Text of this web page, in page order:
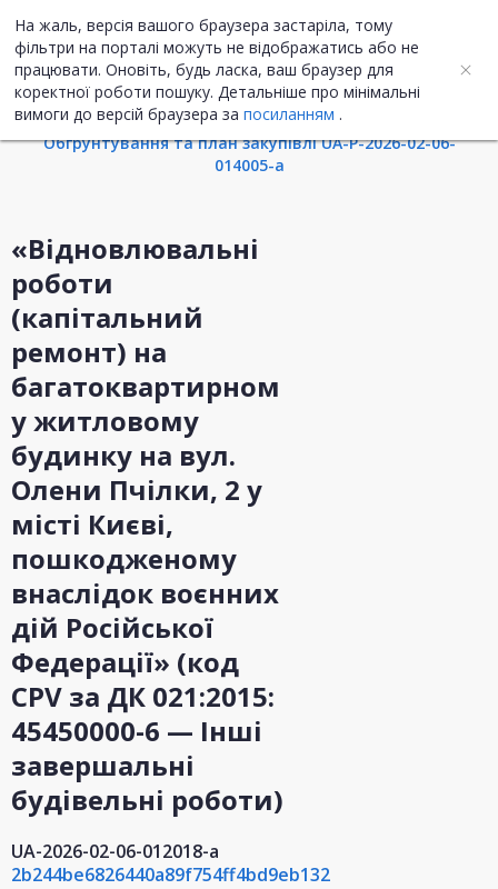
На жаль, версія вашого браузера застаріла, тому
фільтри на порталі можуть не відображатись або не
працювати. Оновіть, будь ласка, ваш браузер для
коректної роботи пошуку. Детальніше про мінімальні
вимоги до версій браузера за посиланням .
UA ENG
Інформація про закупівлю
Обгрунтування та план закупівлі UA-P-2026-02-06-
014005-a
«Відновлювальні
роботи
(капітальний
ремонт) на
багатоквартирном
у житловому
будинку на вул.
Олени Пчілки, 2 у
місті Києві,
пошкодженому
внаслідок воєнних
дій Російської
Федерації» (код
CPV за ДК 021:2015:
45450000-6 — Інші
завершальні
будівельні роботи)
UA-2026-02-06-012018-a
2b244be6826440a89f754ff4bd9eb132